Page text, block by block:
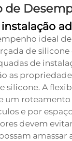
de
ideal
de silicone
de
as
silicone. A
um roteamento
e por
devem
amassar